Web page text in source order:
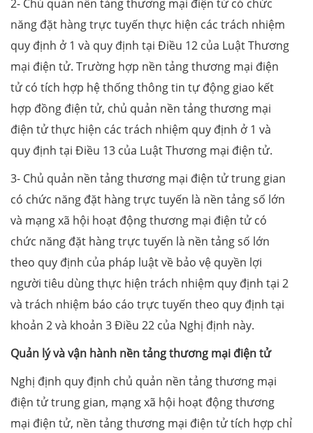
2- Chủ quản nền tảng thương mại điện tử có chức
năng đặt hàng trực tuyến thực hiện các trách nhiệm
quy định ở 1 và quy định tại Điều 12 của Luật Thương
mại điện tử. Trường hợp nền tảng thương mại điện
tử có tích hợp hệ thống thông tin tự động giao kết
hợp đồng điện tử, chủ quản nền tảng thương mại
điện tử thực hiện các trách nhiệm quy định ở 1 và
quy định tại Điều 13 của Luật Thương mại điện tử.
3- Chủ quản nền tảng thương mại điện tử trung gian
có chức năng đặt hàng trực tuyến là nền tảng số lớn
và mạng xã hội hoạt động thương mại điện tử có
chức năng đặt hàng trực tuyến là nền tảng số lớn
theo quy định của pháp luật về bảo vệ quyền lợi
người tiêu dùng thực hiện trách nhiệm quy định tại 2
và trách nhiệm báo cáo trực tuyến theo quy định tại
khoản 2 và khoản 3 Điều 22 của Nghị định này.
Quản lý và vận hành nền tảng thương mại điện tử
Nghị định quy định chủ quản nền tảng thương mại
điện tử trung gian, mạng xã hội hoạt động thương
mại điện tử, nền tảng thương mại điện tử tích hợp chỉ